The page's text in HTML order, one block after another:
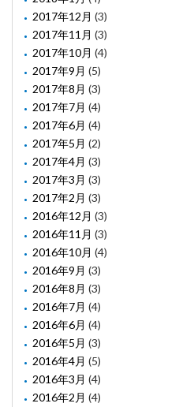
2017年12月 (3)
2017年11月 (3)
2017年10月 (4)
2017年9月 (5)
2017年8月 (3)
2017年7月 (4)
2017年6月 (4)
2017年5月 (2)
2017年4月 (3)
2017年3月 (3)
2017年2月 (3)
2016年12月 (3)
2016年11月 (3)
2016年10月 (4)
2016年9月 (3)
2016年8月 (3)
2016年7月 (4)
2016年6月 (4)
2016年5月 (3)
2016年4月 (5)
2016年3月 (4)
2016年2月 (4)